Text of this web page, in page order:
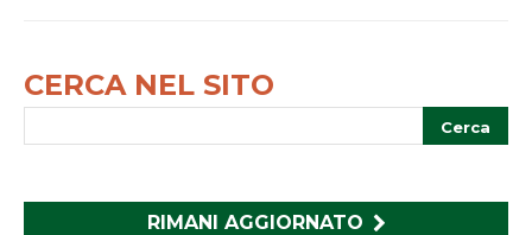
CERCA NEL SITO
RIMANI AGGIORNATO